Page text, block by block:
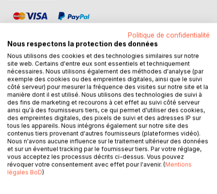
DESCRIPTION
Après avoir connu la guerre des mines comme sapeur
mineur en Argonne, Eugène Tavernier se porte volontaire
pour le corps expéditionnaire d'Orient. Le 18 septembre
1915 il embarque à Marseille pour Salonique. Durant vingt
mois sans permission, dans des conditions difficiles, sous
la neige ou la canicule il participe aux diverses campagnes
d'abord comme projecteur de nuit puis comme préposé au
Trésor et Postes.
Les lettres à sa femme rassemblées dans ce volume sont
Politique de confidentialité
Nous respectons la protection des données
Nous utilisons des cookies et des technologies similaires sur notre
site web. Certains d'entre eux sont essentiels et techniquement
nécessaires. Nous utilisons également des méthodes d'analyse (par
exemple des cookies ou des empreintes digitales, ainsi que le suivi
côté serveur) pour mesurer la fréquence des visites sur notre site et la
manière dont il est utilisé. Nous utilisons des technologies de suivi à
des fins de marketing et recourons à cet effet au suivi côté serveur
ainsi qu'à des fournisseurs tiers, ce qui permet d'utiliser des cookies,
des empreintes digitales, des pixels de suivi et des adresses IP sur
tous les appareils. Nous intégrons également sur notre site des
contenus tiers provenant d'autres fournisseurs (plateformes vidéo).
Nous n'avons aucune influence sur le traitement ultérieur des données
et sur un éventuel tracking par le fournisseur tiers. Par votre réglage,
vous acceptez les processus décrits ci-dessus. Vous pouvez
révoquer votre consentement avec effet pour l'avenir. (Mentions
légales BoD)